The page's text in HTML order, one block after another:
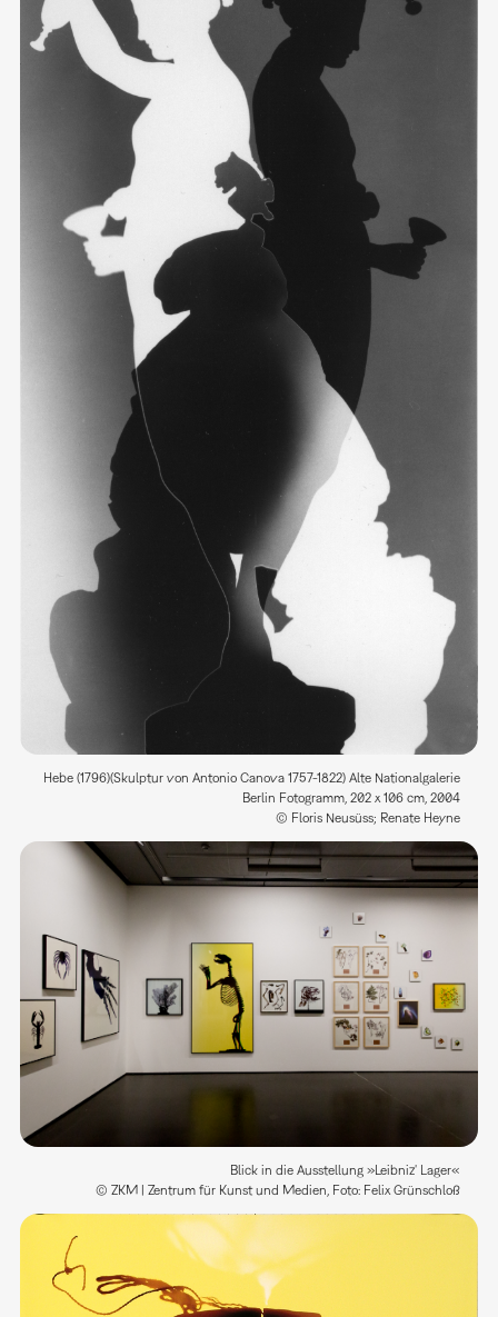
Hebe (1796)(Skulptur von Antonio Canova 1757-1822) Alte Nationalgalerie
Berlin Fotogramm, 202 x 106 cm, 2004
© Floris Neusüss; Renate Heyne
Blick in die Ausstellung »Leibniz' Lager«
© ZKM | Zentrum für Kunst und Medien, Foto: Felix Grünschloß